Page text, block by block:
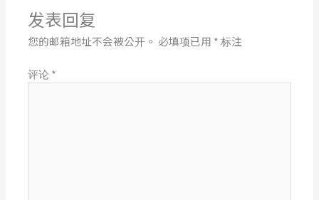
发表回复
您的邮箱地址不会被公开。 必填项已用 *标注
评论 *